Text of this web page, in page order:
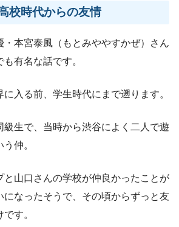
校時代からの友情
・本宮泰風（もとみややすかぜ）さん
有名な話です。
入る前、学生時代にまで遡ります。
級生で、当時から渋谷によく二人で遊
仲。
と山口さんの学校が仲良かったことが
になったそうで、その頃からずっと友
す。